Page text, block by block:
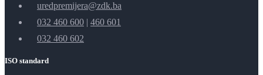
uredpremijera@zdk.ba
032 460 600 | 460 601
032 460 602
ISO standard